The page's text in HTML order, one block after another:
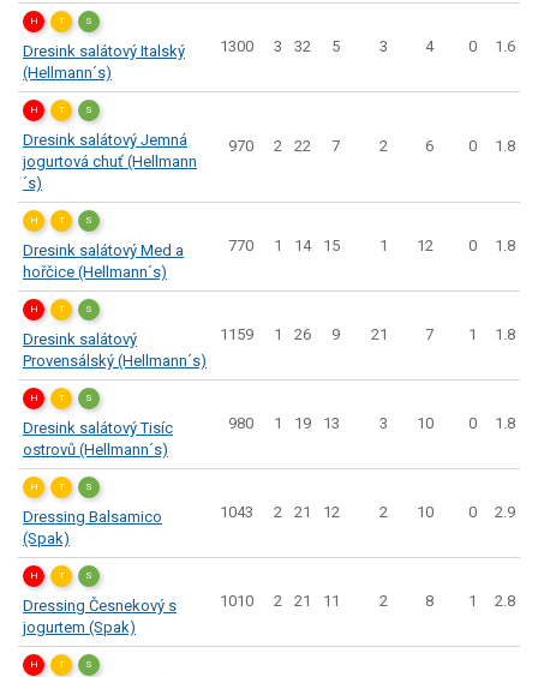
H T S
Dresink salátový Italský
(Hellmann´s)
1300 3 32 5 3 4 0 1.6
H T S
Dresink salátový Jemná
jogurtová chuť (Hellmann
´s)
970 2 22 7 2 6 0 1.8
H T S
Dresink salátový Med a
hořčice (Hellmann´s)
770 1 14 15 1 12 0 1.8
H T S
Dresink salátový
Provensálský (Hellmann´s)
1159 1 26 9 21 7 1 1.8
H T S
Dresink salátový Tisíc
ostrovů (Hellmann´s)
980 1 19 13 3 10 0 1.8
H T S
Dressing Balsamico
(Spak)
1043 2 21 12 2 10 0 2.9
H T S
Dressing Česnekový s
jogurtem (Spak)
1010 2 21 11 2 8 1 2.8
H T S